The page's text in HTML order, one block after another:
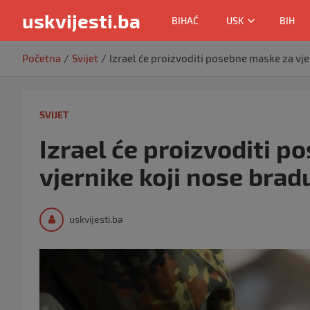
uskvijesti.ba BIHAĆ USK BIH
Početna Svijet Izrael će proizvoditi posebne maske za
SVIJET
Izrael će proizvoditi
vjernike koji nose
uskvijesti.ba